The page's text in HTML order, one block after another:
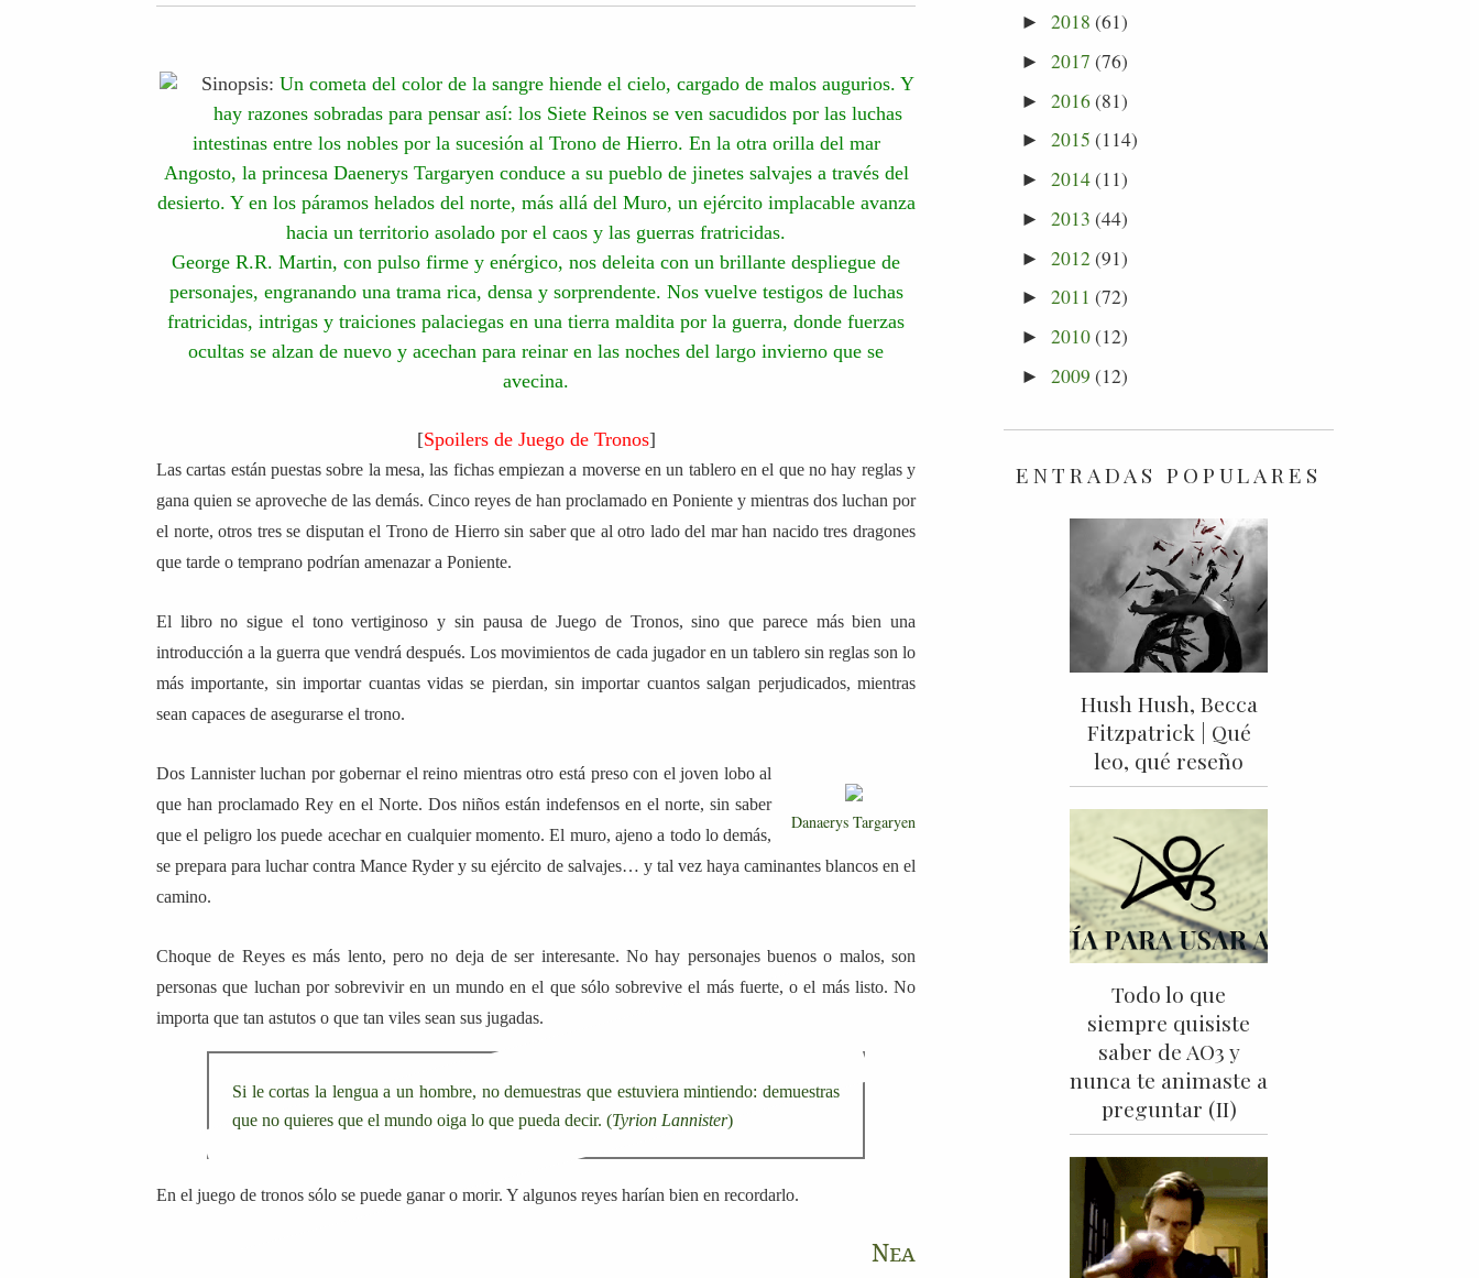
Sinopsis: Un cometa del color de la sangre hiende el cielo, cargado de malos augurios. Y
hay razones sobradas para pensar así: los Siete Reinos se ven sacudidos por las luchas
intestinas entre los nobles por la sucesión al Trono de Hierro. En la otra orilla del mar
Angosto, la princesa Daenerys Targaryen conduce a su pueblo de jinetes salvajes a través del
desierto. Y en los páramos helados del norte, más allá del Muro, un ejército implacable avanza
hacia un territorio asolado por el caos y las guerras fratricidas.
George R.R. Martin, con pulso firme y enérgico, nos deleita con un brillante despliegue de
personajes, engranando una trama rica, densa y sorprendente. Nos vuelve testigos de luchas
fratricidas, intrigas y traiciones palaciegas en una tierra maldita por la guerra, donde fuerzas
ocultas se alzan de nuevo y acechan para reinar en las noches del largo invierno que se
avecina.
[Spoilers de Juego de Tronos]
Las cartas están puestas sobre la mesa, las fichas empiezan a moverse en un tablero en el que no hay reglas y
gana quien se aproveche de las demás. Cinco reyes de han proclamado en Poniente y mientras dos luchan por
el norte, otros tres se disputan el Trono de Hierro sin saber que al otro lado del mar han nacido tres dragones
que tarde o temprano podrían amenazar a Poniente.
El libro no sigue el tono vertiginoso y sin pausa de Juego de Tronos, sino que parece más bien una
introducción a la guerra que vendrá después. Los movimientos de cada jugador en un tablero sin reglas son lo
más importante, sin importar cuantas vidas se pierdan, sin importar cuantos salgan perjudicados, mientras
sean capaces de asegurarse el trono.
Danaerys Targaryen
Dos Lannister luchan por gobernar el reino mientras otro está preso con el joven lobo al
que han proclamado Rey en el Norte. Dos niños están indefensos en el norte, sin saber
que el peligro los puede acechar en cualquier momento. El muro, ajeno a todo lo demás,
se prepara para luchar contra Mance Ryder y su ejército de salvajes… y tal vez haya caminantes blancos en el
camino.
Choque de Reyes es más lento, pero no deja de ser interesante. No hay personajes buenos o malos, son
personas que luchan por sobrevivir en un mundo en el que sólo sobrevive el más fuerte, o el más listo. No
importa que tan astutos o que tan viles sean sus jugadas.
Si le cortas la lengua a un hombre, no demuestras que estuviera mintiendo: demuestras
que no quieres que el mundo oiga lo que pueda decir. (Tyrion Lannister)
En el juego de tronos sólo se puede ganar o morir. Y algunos reyes harían bien en recordarlo.
Nea
► 2018 (61)
► 2017 (76)
► 2016(81)
► 2015 (114)
► 2014(11)
► 2013 (44)
► 2012(91)
► 2011 (72)
► 2010(12)
► 2009 (12)
ENTRADAS POPULARES
Hush Hush, Becca
Fitzpatrick | Qué
leo, qué reseño
Todo lo que
siempre quisiste
saber de AO3 y
nunca te animaste a
preguntar (II)